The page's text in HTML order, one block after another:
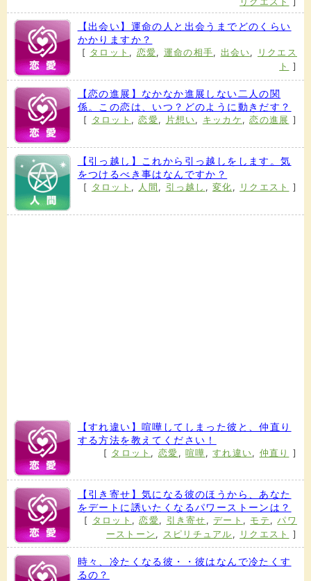
【出会い】運命の人と出会うまでどのくらい
かかりますか？
[ タロット , 恋愛, 運命の相手, 出会い,
リクエス
ト
]
【恋の進展】なかなか進展しない二人の関
係。この恋は、いつ？どのように動きだす？
[ タロット ,恋愛, 片想い, キッカケ ,恋の進展 ]
【引っ越し】これから引っ越しをします。気
をつけるべき事はなんですか？
[ タロット , 人間 , 引っ越し ,変化 , リクエスト ]
【すれ違い】喧嘩してしまった彼と、仲直り
する方法を教えてください！
[ タロット , 恋愛 ,喧嘩 ,すれ違い, 仲直り ]
【引き寄せ】気になる彼のほうから、あなた
をデートに誘いたくなるパワーストーンは？
[ タロット ,恋愛, 引き寄せ ,デート , モテ ,パワ
ーストーン , スピリチュアル , リクエスト ]
時々、冷たくなる彼・・彼はなんで冷たくす
るの？